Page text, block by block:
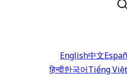
English中文
हिन्दी한국어Tiếng Việt